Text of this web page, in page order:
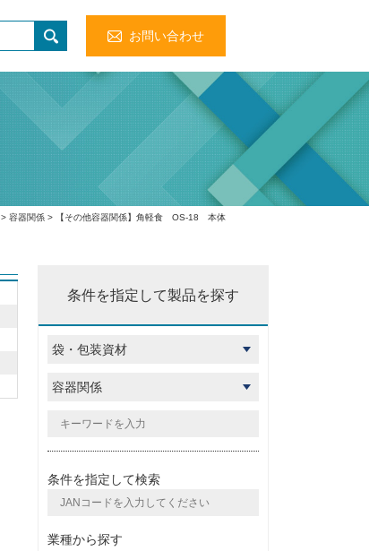
お問い合わせ
> 容器関係 > 【その他容器関係】角軽食 OS-18 本体
条件を指定して製品を探す
条件を指定して検索
業種から探す